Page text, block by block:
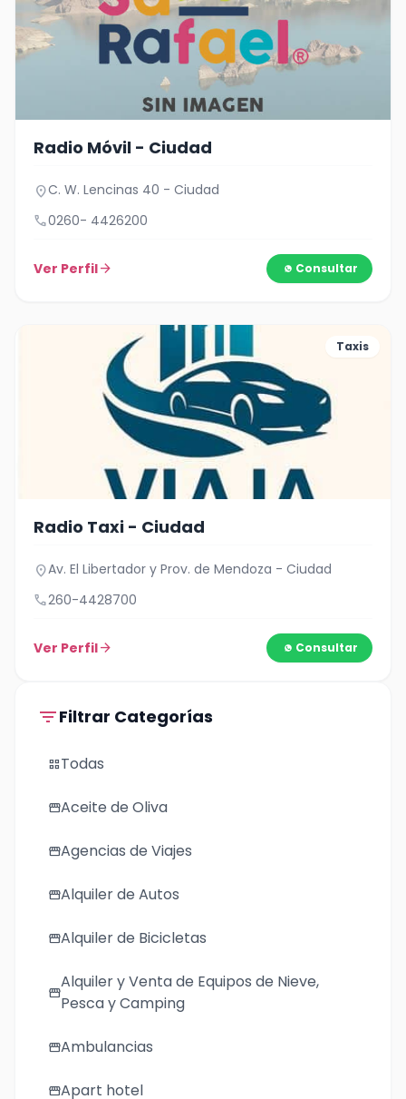
Radio Móvil - Ciudad
location_onC. W. Lencinas 40 - Ciudad
call0260- 4426200
Ver Perfilarrow_forward Consultar
Taxis
Radio Taxi - Ciudad
location_onAv. El Libertador y Prov. de Mendoza - Ciudad
call260-4428700
Ver Perfilarrow_forward Consultar
filter_listFiltrar Categorías
grid_viewTodas
storefrontAceite de Oliva
storefrontAgencias de Viajes
storefrontAlquiler de Autos
storefrontAlquiler de Bicicletas
storefront
Alquiler y Venta de Equipos de Nieve,
Pesca y Camping
storefrontAmbulancias
storefrontApart hotel